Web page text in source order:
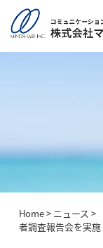
Home> ニュース >
者調査報告会を実施